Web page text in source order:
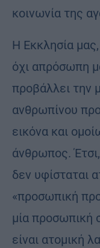
κοινωνία της
Η Εκκλησία
όχι απρόσωπη
προβάλλει την
ανθρωπίνου
εικόνα και
άνθρωπος.
δεν υφίσταται
«προσωπική
μία προσωπική
είναι ατομική